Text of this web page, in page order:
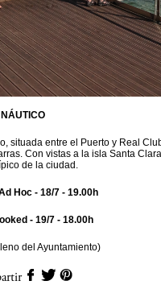
NÁUTICO
situada entre el Puerto y Real
Con vistas a la isla Santa
de la ciudad.
Hoc - 18/7 - 19.00h
- 19/7 - 18.00h
del Ayuntamiento)